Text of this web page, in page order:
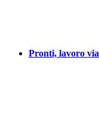
Pronti, lavoro via